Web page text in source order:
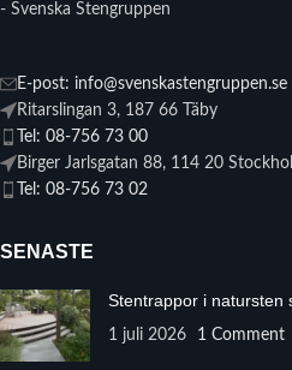
- Svenska Stengruppen
E-post: info@svenskastengruppen.se
Ritarslingan 3, 187 66 Täby
Tel: 08-756 73 00
Birger Jarlsgatan 88, 114 20
Tel: 08-756 73 02
SENASTE
Stentrappor i natursten
1 juli 2026 1 Comment